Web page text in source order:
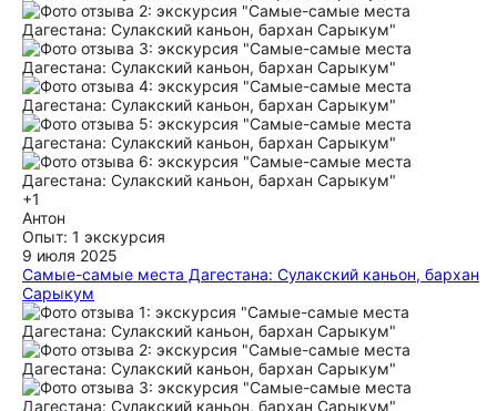
+1
Антон
Опыт: 1 экскурсия
9 июля 2025
Самые-самые места Дагестана: Сулакский каньон, бархан
Сарыкум
Прекрасная экскурсия. Незабываемая природа и пейзажи.
Вежливый, пунктуальный водитель Магомед. Забрал от
места жительства и привез обратно. По дороге рассказал
историю мест, которые посетили, местные обычаи.
Рекомендую.